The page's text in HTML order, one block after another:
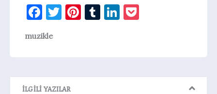
Facebook
TwitterPinterest
TumblrLinkedIn
muzikle
İLGILI YAZILAR